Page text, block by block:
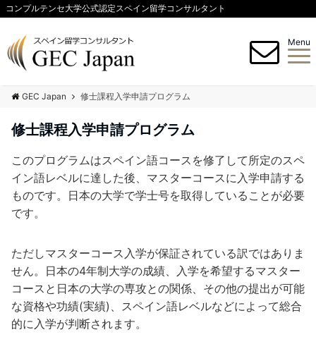
コンプルテンセ大学公式認定スペイン留学コンサルタント
Menu
GEC Japan 修士課程入学申請プログラム
修士課程入学申請プログラム
このプログラムはスペイン語コースを修了して所定のスペ
イン語レベルに達した後、マスターコースに入学申請する
ものです。日本の大学で学士号を取得していることが必要
です。
ただしマスターコース入学が保証されている訳ではありま
せん。日本の4年制大学の成績、入学を希望するマスター
コースと日本の大学の専攻との関係、その他の提出が可能
な資格や功績(実績)、スペイン語レベルなどによって総合
的に入学が判断されます。